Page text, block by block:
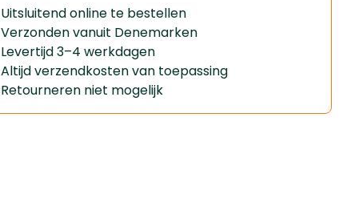
Uitsluitend online te bestellen
Verzonden vanuit Denemarken
Levertijd 3–4 werkdagen
Altijd verzendkosten van toepassing
Retourneren niet mogelijk